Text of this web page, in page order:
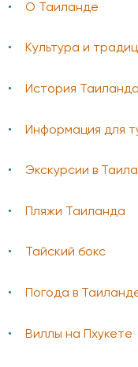
О Таиланде
Культура и
История Таиланда
Информация для
Экскурсии в
Пляжи Таиланда
Тайский бокс
Погода в
Виллы на Пхукете